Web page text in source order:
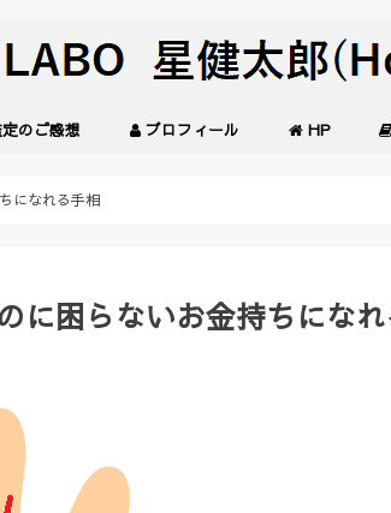
のご感想 プロフィール HP
になれる手相
に困らないお金持ちにな